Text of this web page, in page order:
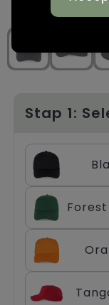
Trolleys
Stap 1: